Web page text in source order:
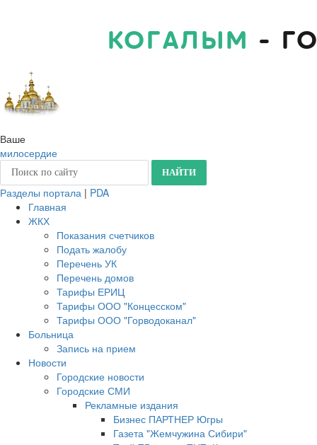
КОГАЛЫМ -
Ваше
милосердие
Разделы портала | PDA
Главная
ЖКХ
Показания счетчиков
Подать жалобу
Перечень УК
Перечень домов
Тарифы ЕРИЦ
Тарифы ООО "Концесском"
Тарифы ООО "Горводоканал"
Больница
Запись на прием
Новости
Городские новости
Городские СМИ
Рекламные издания
Бизнес ПАРТНЕР Югры
Газета "Жемчужина Сибири"